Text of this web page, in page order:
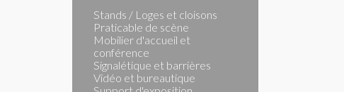
Stands / Loges et cloisons
Praticable de scène
Mobilier d'accueil et
conférence
Signalétique et barrières
Vidéo et bureautique